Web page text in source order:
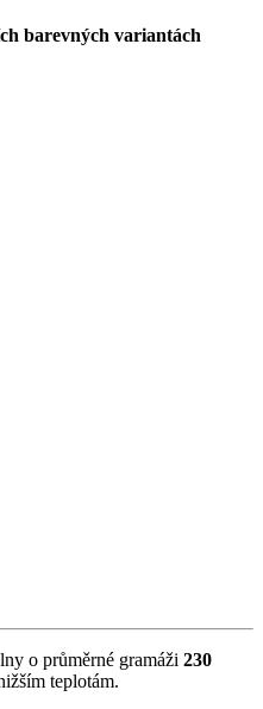
barevných variantách
o průměrné gramáži 230
teplotám.